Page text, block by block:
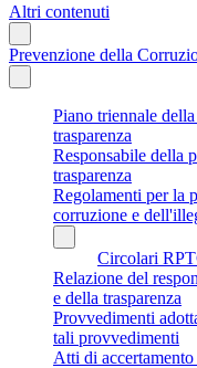
Altri contenuti
Prevenzione della
Piano triennale
trasparenza
Responsabile della
trasparenza
Regolamenti per la
corruzione e
Circolari
Relazione del
e della trasparenza
Provvedimenti
tali provvedimenti
Atti di